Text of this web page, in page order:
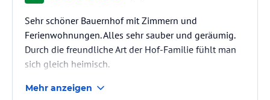
Sehr schöner Bauernhof mit Zimmern und
Ferienwohnungen. Alles sehr sauber und geräumig.
Durch die freundliche Art der Hof-Familie fühlt man
sich gleich heimisch.
Das Zillertal ist sehr abwechslungsreich und sowohl
Mehr anzeigen